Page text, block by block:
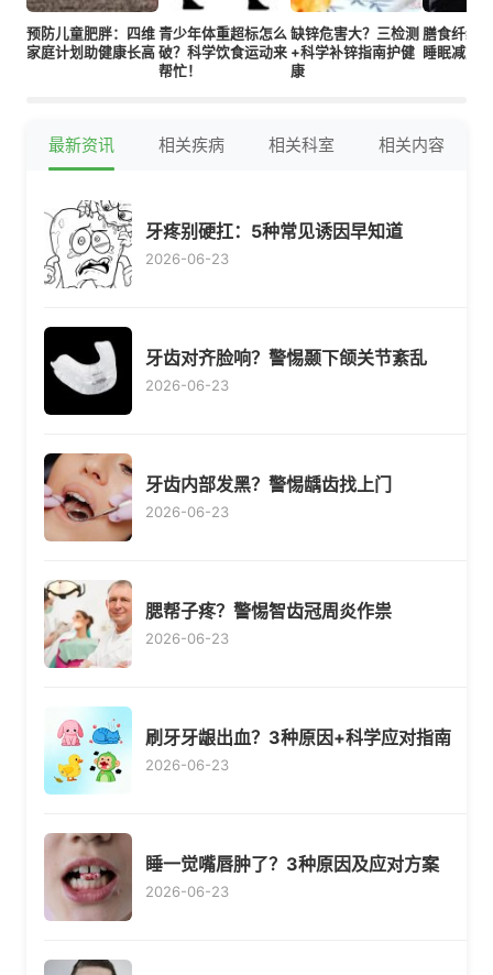
预防儿童肥胖：四维
家庭计划助健康长高
青少年体重超标怎么
破？科学饮食运动来
帮忙！
缺锌危害大？三检测
+科学补锌指南护健
康
膳食纤维
睡眠减重
最新资讯 相关疾病 相关科室 相关内容
牙疼别硬扛：5种常见诱因早知道
2026-06-23
牙齿对齐脸响？警惕颞下颌关节紊乱
2026-06-23
牙齿内部发黑？警惕龋齿找上门
2026-06-23
腮帮子疼？警惕智齿冠周炎作祟
2026-06-23
刷牙牙龈出血？3种原因+科学应对指南
2026-06-23
睡一觉嘴唇肿了？3种原因及应对方案
2026-06-23